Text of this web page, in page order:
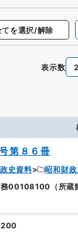
を選択/解除
表示数
第８６冊
史資料
昭和財
00108100（所蔵